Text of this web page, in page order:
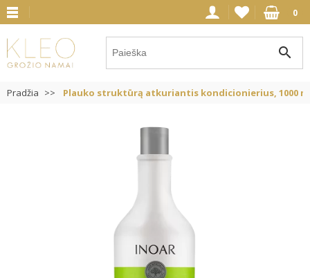
0
search
Pradžia Plauko struktūrą atkuriantis kondicionierius, 1000